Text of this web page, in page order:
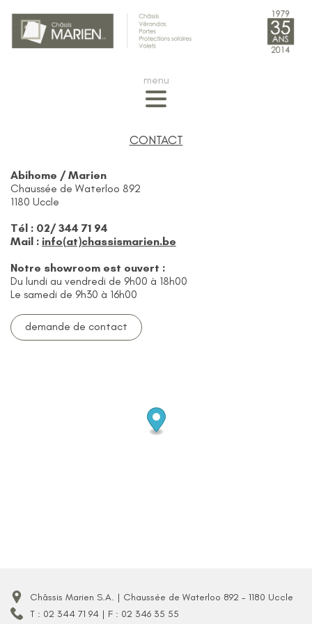
CONTACT
Abihome / Marien
Chaussée de Waterloo 892
1180 Uccle
Tél : 02/ 344 71 94
Mail : info(at)chassismarien.be
Notre showroom est ouvert :
Du lundi au vendredi de 9h00 à 18h00
Le samedi de 9h30 à 16h00
demande de contact
Châssis Marien S.A. | Chaussée de Waterloo 892 - 1180 Uccle
T : 02 344 71 94 | F : 02 346 35 55